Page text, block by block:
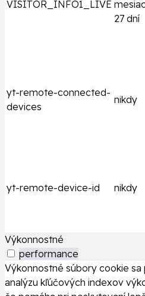
VISITOR_INFO1_LIVE
27 dní
yt-remote-connected-
devices
nikdy
yt-remote-device-id nikdy
Výkonnostné
performance
Výkonnostné súbory cookie sa
analýzu kľúčových indexov